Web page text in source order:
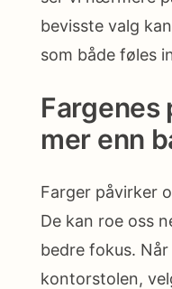
bevisste valg
som både føles
Fargenes
mer enn
Farger påvirker
De kan roe oss
bedre fokus.
kontorstolen,